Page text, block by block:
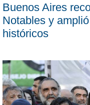
Buenos Aires
Notables y
históricos